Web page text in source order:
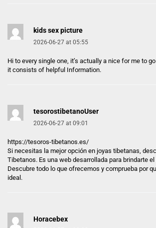
kids sex picture
2026-06-27 at 05:55
Hi to every single one, it’s actually a nice for me to
it consists of helpful Information.
tesorostibetanoUser
2026-06-27 at 09:01
https://tesoros-tibetanos.es/
Si necesitas la mejor opción en joyas tibetanas,
Tibetanos. Es una web desarrollada para brindarte
Descubre todo lo que ofrecemos y comprueba por
ideal.
Horacebex